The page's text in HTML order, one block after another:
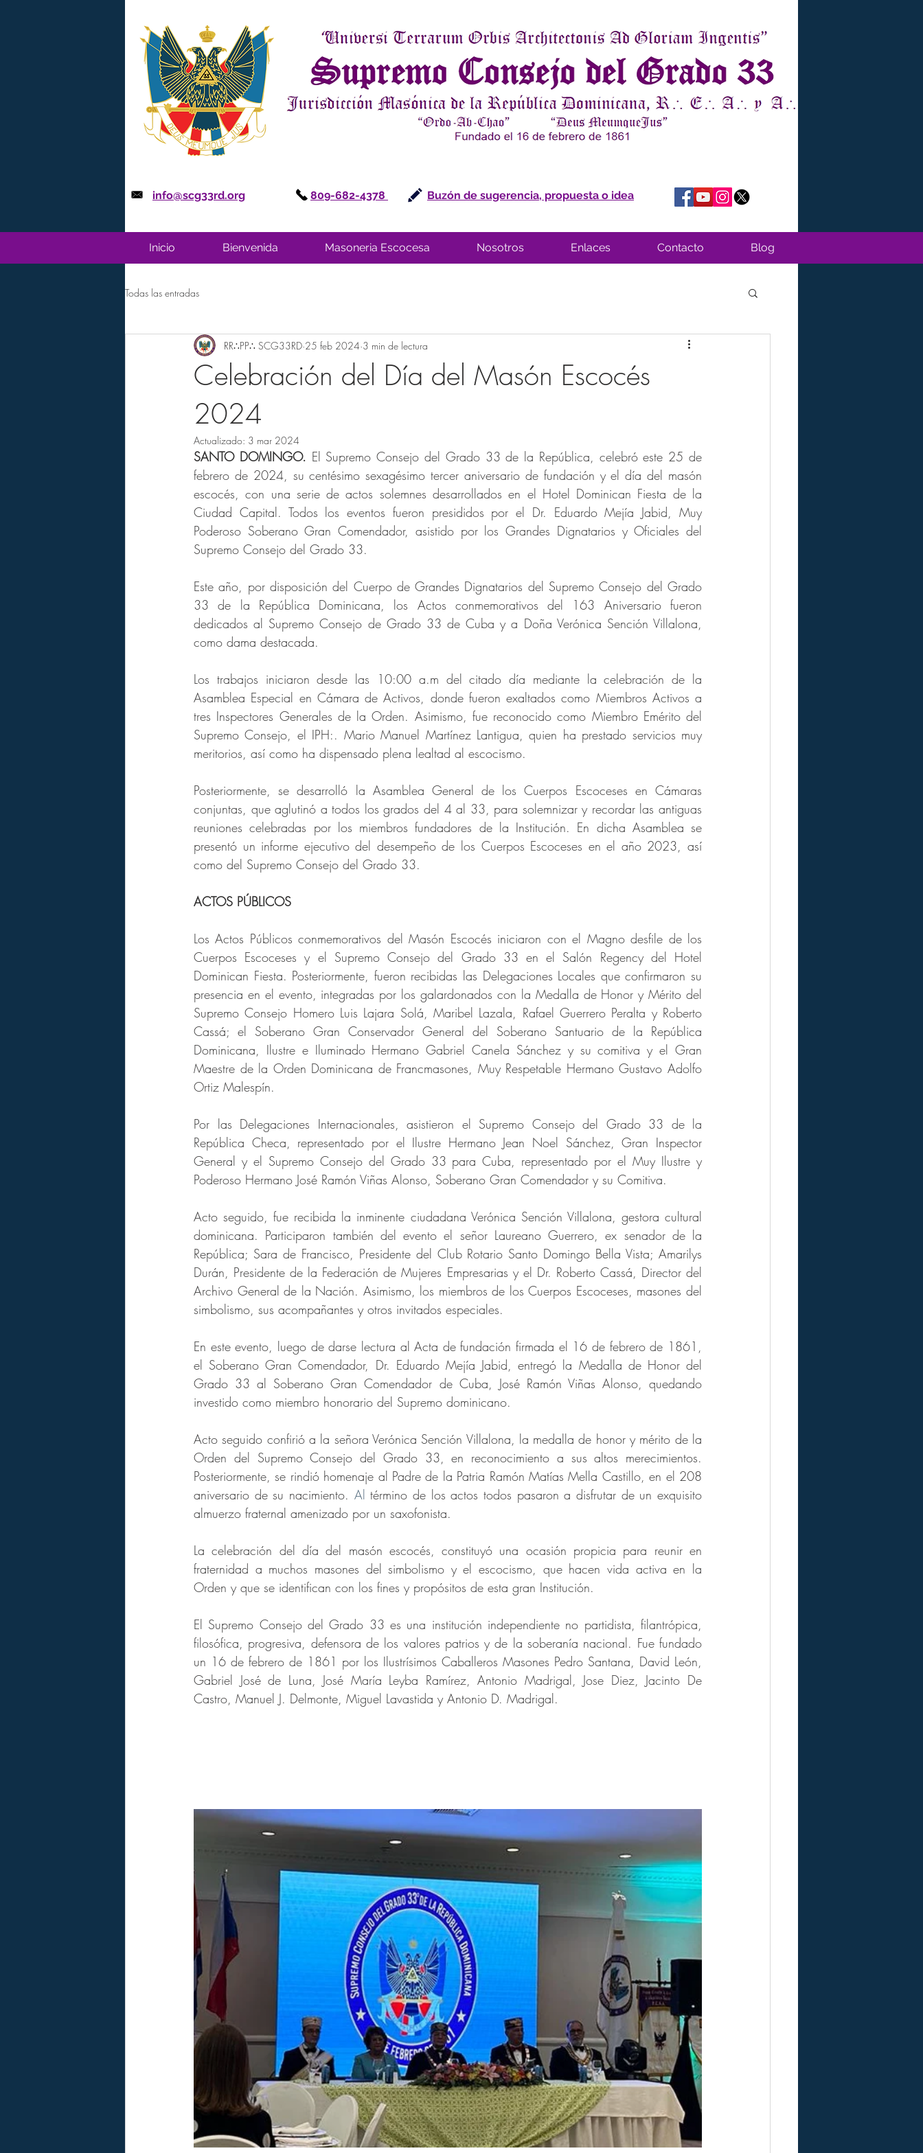
info@scg33rd.org 809-682-4378 Buzón de sugerencia, propuesta o idea
Inicio Bienvenida Masoneria Escocesa Nosotros Enlaces Contacto Blog
Todas las entradas
Celebración del Día del Masón Escocés
2024
RR∴PP∴ SCG33RD 25 feb 2024 3 min de lectura
Actualizado: 3 mar 2024
SANTO DOMINGO. El Supremo Consejo del Grado 33 de la República, celebró este 25 de
febrero de 2024, su centésimo sexagésimo tercer aniversario de fundación y el día del masón
escocés, con una serie de actos solemnes desarrollados en el Hotel Dominican Fiesta de la
Ciudad Capital. Todos los eventos fueron presididos por el Dr. Eduardo Mejía Jabid, Muy
Poderoso Soberano Gran Comendador, asistido por los Grandes Dignatarios y Oficiales del
Supremo Consejo del Grado 33.
Este año, por disposición del Cuerpo de Grandes Dignatarios del Supremo Consejo del Grado
33 de la República Dominicana, los Actos conmemorativos del 163 Aniversario fueron
dedicados al Supremo Consejo de Grado 33 de Cuba y a Doña Verónica Sención Villalona,
como dama destacada.
Los trabajos iniciaron desde las 10:00 a.m del citado día mediante la celebración de la
Asamblea Especial en Cámara de Activos, donde fueron exaltados como Miembros Activos a
tres Inspectores Generales de la Orden. Asimismo, fue reconocido como Miembro Emérito del
Supremo Consejo, el IPH:. Mario Manuel Martínez Lantigua, quien ha prestado servicios muy
meritorios, así como ha dispensado plena lealtad al escocismo.
Posteriormente, se desarrolló la Asamblea General de los Cuerpos Escoceses en Cámaras
conjuntas, que aglutinó a todos los grados del 4 al 33, para solemnizar y recordar las antiguas
reuniones celebradas por los miembros fundadores de la Institución. En dicha Asamblea se
presentó un informe ejecutivo del desempeño de los Cuerpos Escoceses en el año 2023, así
como del Supremo Consejo del Grado 33.
ACTOS PÚBLICOS
Los Actos Públicos conmemorativos del Masón Escocés iniciaron con el Magno desfile de los
Cuerpos Escoceses y el Supremo Consejo del Grado 33 en el Salón Regency del Hotel
Dominican Fiesta. Posteriormente, fueron recibidas las Delegaciones Locales que confirmaron su
presencia en el evento, integradas por los galardonados con la Medalla de Honor y Mérito del
Supremo Consejo Homero Luis Lajara Solá, Maribel Lazala, Rafael Guerrero Peralta y Roberto
Cassá; el Soberano Gran Conservador General del Soberano Santuario de la República
Dominicana, Ilustre e Iluminado Hermano Gabriel Canela Sánchez y su comitiva y el Gran
Maestre de la Orden Dominicana de Francmasones, Muy Respetable Hermano Gustavo Adolfo
Ortiz Malespín.
Por las Delegaciones Internacionales, asistieron el Supremo Consejo del Grado 33 de la
República Checa, representado por el Ilustre Hermano Jean Noel Sánchez, Gran Inspector
General y el Supremo Consejo del Grado 33 para Cuba, representado por el Muy Ilustre y
Poderoso Hermano José Ramón Viñas Alonso, Soberano Gran Comendador y su Comitiva.
Acto seguido, fue recibida la inminente ciudadana Verónica Sención Villalona, gestora cultural
dominicana. Participaron también del evento el señor Laureano Guerrero, ex senador de la
República; Sara de Francisco, Presidente del Club Rotario Santo Domingo Bella Vista; Amarilys
Durán, Presidente de la Federación de Mujeres Empresarias y el Dr. Roberto Cassá, Director del
Archivo General de la Nación. Asimismo, los miembros de los Cuerpos Escoceses, masones del
simbolismo, sus acompañantes y otros invitados especiales.
En este evento, luego de darse lectura al Acta de fundación firmada el 16 de febrero de 1861,
el Soberano Gran Comendador, Dr. Eduardo Mejía Jabid, entregó la Medalla de Honor del
Grado 33 al Soberano Gran Comendador de Cuba, José Ramón Viñas Alonso, quedando
investido como miembro honorario del Supremo dominicano.
Acto seguido confirió a la señora Verónica Sención Villalona, la medalla de honor y mérito de la
Orden del Supremo Consejo del Grado 33, en reconocimiento a sus altos merecimientos.
Posteriormente, se rindió homenaje al Padre de la Patria Ramón Matías Mella Castillo, en el 208
aniversario de su nacimiento. Al término de los actos todos pasaron a disfrutar de un exquisito
almuerzo fraternal amenizado por un saxofonista.
La celebración del día del masón escocés, constituyó una ocasión propicia para reunir en
fraternidad a muchos masones del simbolismo y el escocismo, que hacen vida activa en la
Orden y que se identifican con los fines y propósitos de esta gran Institución.
El Supremo Consejo del Grado 33 es una institución independiente no partidista, filantrópica,
filosófica, progresiva, defensora de los valores patrios y de la soberanía nacional. Fue fundado
un 16 de febrero de 1861 por los Ilustrísimos Caballeros Masones Pedro Santana, David León,
Gabriel José de Luna, José María Leyba Ramírez, Antonio Madrigal, Jose Diez, Jacinto De
Castro, Manuel J. Delmonte, Miguel Lavastida y Antonio D. Madrigal.